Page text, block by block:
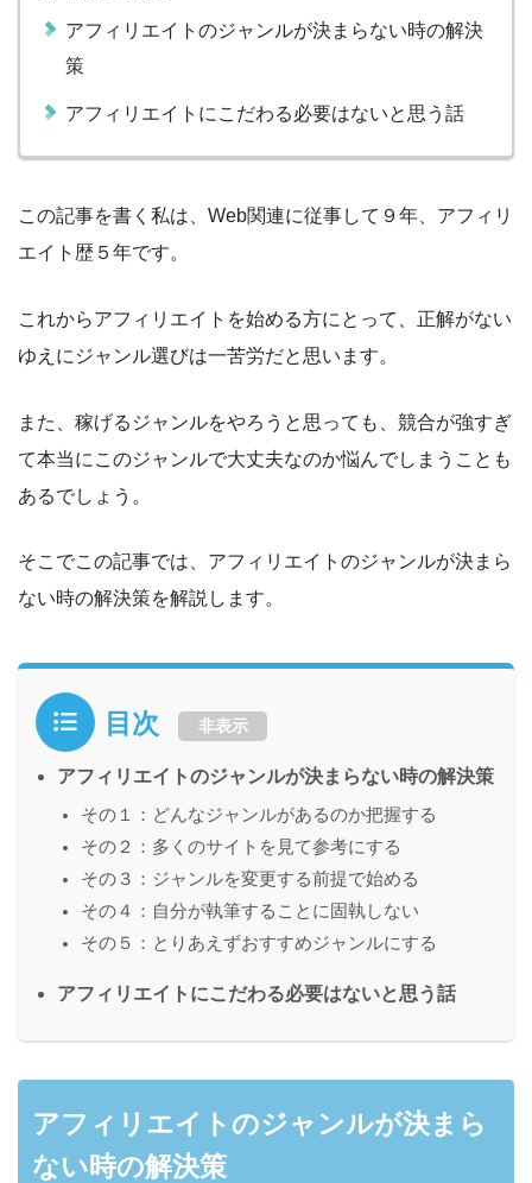
アフィリエイトのジャンルが決まらない時の解決
策
アフィリエイトにこだわる必要はないと思う話
この記事を書く私は、Web関連に従事して９年、アフィリ
エイト歴５年です。
これからアフィリエイトを始める方にとって、正解がない
ゆえにジャンル選びは一苦労だと思います。
また、稼げるジャンルをやろうと思っても、競合が強すぎ
て本当にこのジャンルで大丈夫なのか悩んでしまうことも
あるでしょう。
そこでこの記事では、アフィリエイトのジャンルが決まら
ない時の解決策を解説します。
目次 非表示
アフィリエイトのジャンルが決まらない時の解決策
その１：どんなジャンルがあるのか把握する
その２：多くのサイトを見て参考にする
その３：ジャンルを変更する前提で始める
その４：自分が執筆することに固執しない
その５：とりあえずおすすめジャンルにする
アフィリエイトにこだわる必要はないと思う話
アフィリエイトのジャンルが決まら
ない時の解決策